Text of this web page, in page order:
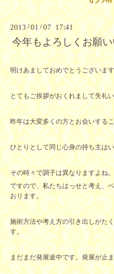
2013/01/07 17:41
今年もよろしくお願
明けあましておめでとうございます
とてもご挨拶がおくれまして失礼
昨年は大変多くの方とお会いする
ひとりとして同じ心身の持ち主は
その時々で調子は異なりますよね。
ですので、私たちはっせと考え、
おります。
施術方法や考え方の引き出しがた
す。
まだまだ発展途中です。発展が止